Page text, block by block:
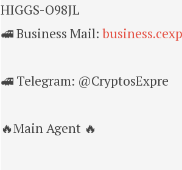
HIGGS-O98JL
🚅 Business Mail:
🚅 Telegram: @CryptosExpre
🔥Main Agent 🔥